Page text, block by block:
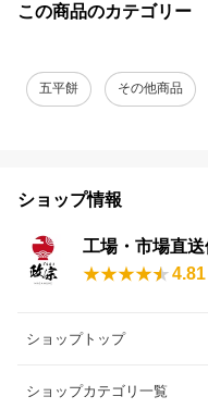
この商品のカテゴリー
五平餅 その他商品
ショップ情報
工場・市場直送
4.81
ショップトップ
ショップカテゴリ一覧